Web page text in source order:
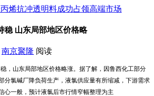
烯抗冲透明料成功占领高端市场
稳 山东局部地区价格略
南京聚隆 阅读
，山东局部地区价格略涨。据了解，因鲁西化工部分
分氯碱厂降负荷生产，液氯供应量有所缩减，下游需求
心一般，预计液氯后市行情窄幅整理为主